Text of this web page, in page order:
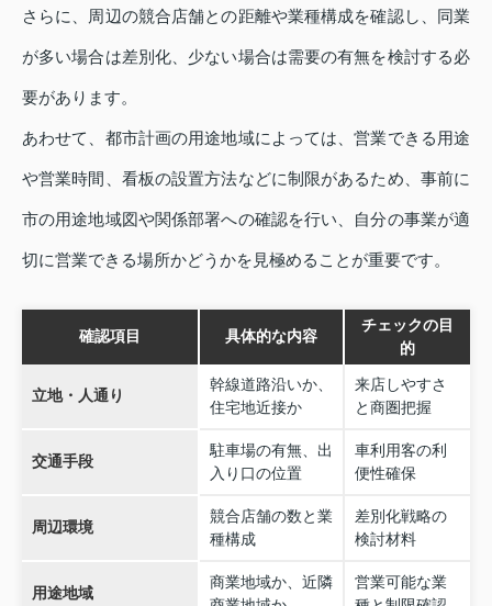
さらに、周辺の競合店舗との距離や業種構成を確認し、同業
が多い場合は差別化、少ない場合は需要の有無を検討する必
要があります。
あわせて、都市計画の用途地域によっては、営業できる用途
や営業時間、看板の設置方法などに制限があるため、事前に
市の用途地域図や関係部署への確認を行い、自分の事業が適
切に営業できる場所かどうかを見極めることが重要です。
確認項目 具体的な内容
チェックの目
的
立地・人通り
幹線道路沿いか、
住宅地近接か
来店しやすさ
と商圏把握
交通手段
駐車場の有無、出
入り口の位置
車利用客の利
便性確保
周辺環境
競合店舗の数と業
種構成
差別化戦略の
検討材料
用途地域
商業地域か、近隣
営業可能な業